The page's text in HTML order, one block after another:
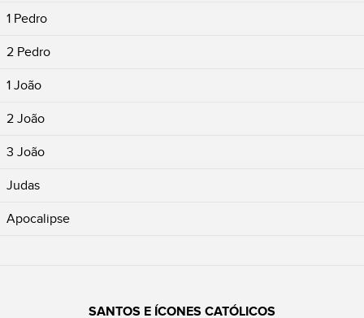
1 Pedro
2 Pedro
1 João
2 João
3 João
Judas
Apocalipse
SANTOS E ÍCONES CATÓLICOS